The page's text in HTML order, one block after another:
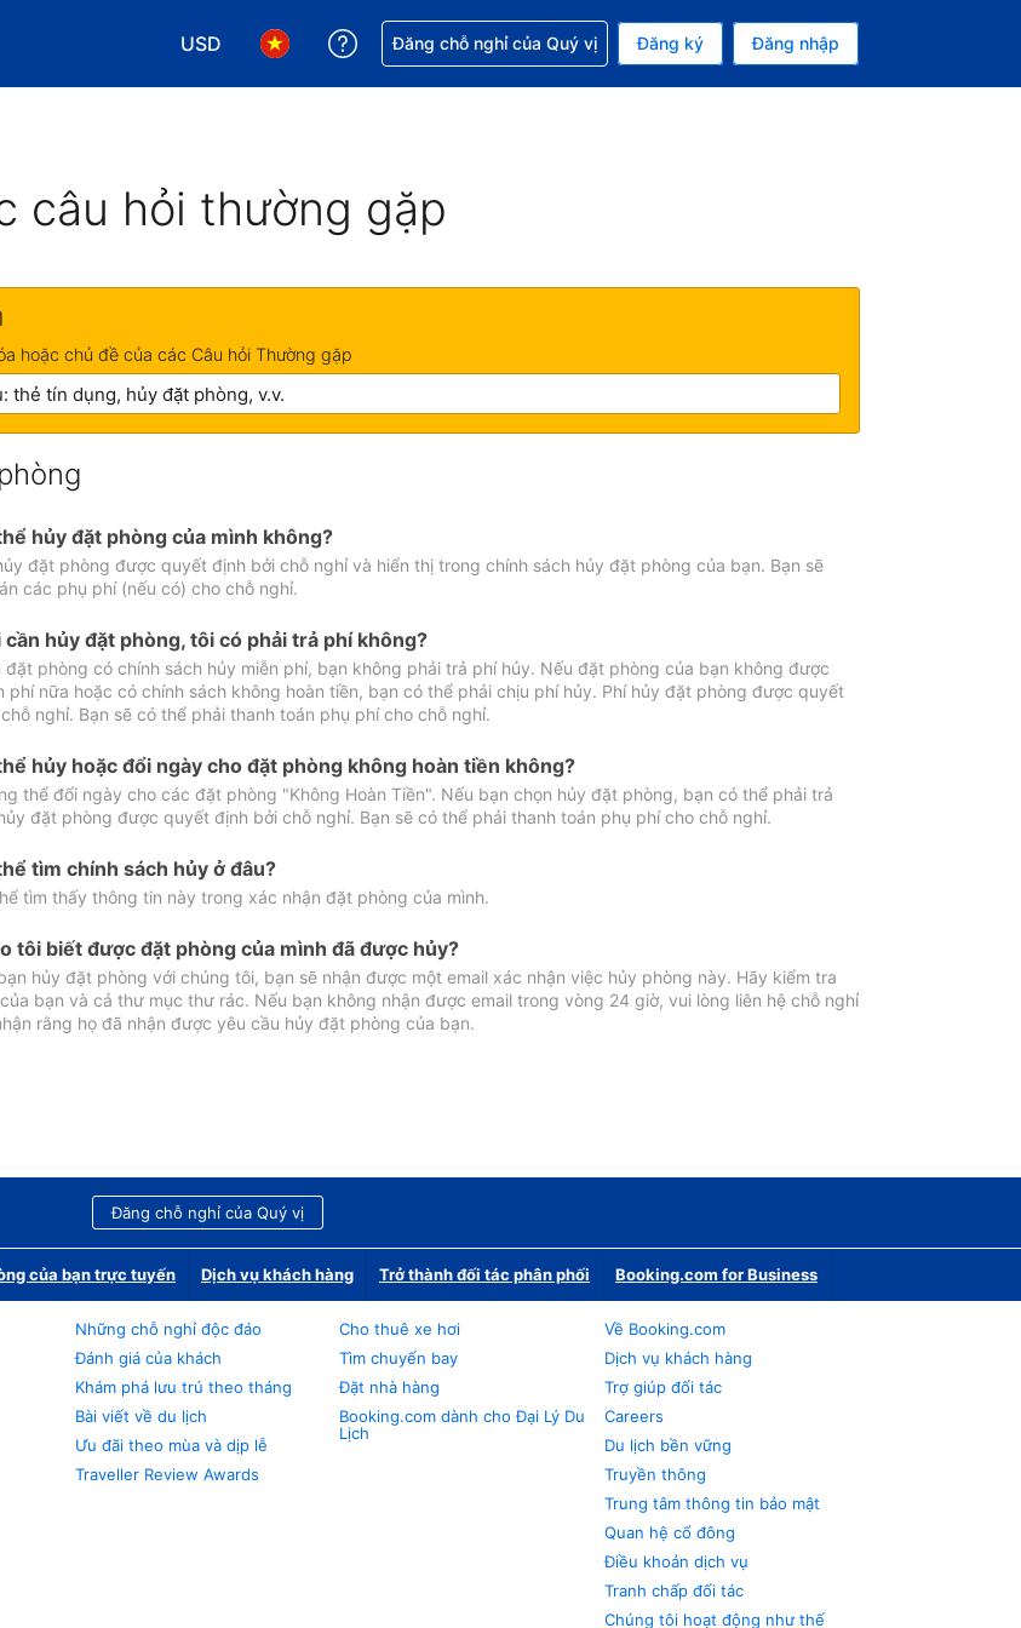
USD
Chọn loại tiền tệ của bạn. Loại tiền tệ hiện tại của bạn là Đô la Mỹ
Chọn ngôn ngữ của bạn. Ngôn ngữ hiện tại của bạn là Tiếng Việt
Nhận trợ giúp với đặt chỗ
Đăng chỗ nghỉ của Quý vị Đăng ký Đăng nhập
câu hỏi thường gặp
hoặc chủ đề của các Câu hỏi Thường gặp
hủy đặt phòng của mình không?
đặt phòng được quyết định bởi chỗ nghỉ và hiển thị trong chính sách hủy đặt phòng của bạn. Bạn sẽ
các phụ phí (nếu có) cho chỗ nghỉ.
cần hủy đặt phòng, tôi có phải trả phí không?
đặt phòng có chính sách hủy miễn phí, bạn không phải trả phí hủy. Nếu đặt phòng của bạn không được
phí nữa hoặc có chính sách không hoàn tiền, bạn có thể phải chịu phí hủy. Phí hủy đặt phòng được quyết
nghỉ. Bạn sẽ có thể phải thanh toán phụ phí cho chỗ nghỉ.
hủy hoặc đổi ngày cho đặt phòng không hoàn tiền không?
thể đổi ngày cho các đặt phòng "Không Hoàn Tiền". Nếu bạn chọn hủy đặt phòng, bạn có thể phải trả
đặt phòng được quyết định bởi chỗ nghỉ. Bạn sẽ có thể phải thanh toán phụ phí cho chỗ nghỉ.
tìm chính sách hủy ở đâu?
tìm thấy thông tin này trong xác nhận đặt phòng của mình.
tôi biết được đặt phòng của mình đã được hủy?
hủy đặt phòng với chúng tôi, bạn sẽ nhận được một email xác nhận việc hủy phòng này. Hãy kiểm tra
bạn và cả thư mục thư rác. Nếu bạn không nhận được email trong vòng 24 giờ, vui lòng liên hệ chỗ nghỉ
rằng họ đã nhận được yêu cầu hủy đặt phòng của bạn.
Đăng chỗ nghỉ của Quý vị
của bạn trực tuyến Dịch vụ khách hàng Trở thành đối tác phân phối Booking.com for Business
Những chỗ nghỉ độc đáo
Đánh giá của khách
Khám phá lưu trú theo tháng
Bài viết về du lịch
Ưu đãi theo mùa và dịp lễ
Traveller Review Awards
Cho thuê xe hơi
Tìm chuyến bay
Đặt nhà hàng
Booking.com dành cho Đại Lý Du
Lịch
Về Booking.com
Dịch vụ khách hàng
Trợ giúp đối tác
Careers
Du lịch bền vững
Truyền thông
Trung tâm thông tin bảo mật
Quan hệ cổ đông
Điều khoản dịch vụ
Tranh chấp đối tác
Chúng tôi hoạt động như thế